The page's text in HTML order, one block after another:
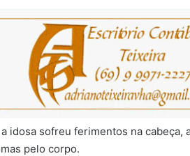
idosa sofreu ferimentos na cabeça,
pelo corpo.